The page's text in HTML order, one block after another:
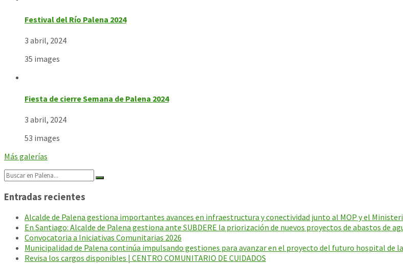
Festival del Río Palena 2024
3 abril, 2024
35 images
Fiesta de cierre Semana de Palena 2024
3 abril, 2024
53 images
Más galerías
Search:
Entradas recientes
Alcalde de Palena gestiona importantes avances en infraestructura y conectividad junto al MOP y el
En Santiago: Alcalde de Palena gestiona ante SUBDERE la priorización de nuevos proyectos de abastos de
Convocatoria a Iniciativas Comunitarias 2026
Municipalidad de Palena continúa impulsando gestiones para avanzar en el proyecto del futuro hospital de
Revisa los cargos disponibles | CENTRO COMUNITARIO DE CUIDADOS